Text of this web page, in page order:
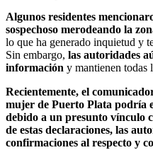
Algunos residentes
sospechoso merodeando la
lo que ha generado inquietud y
Sin embargo, las autoridades
información y mantienen todas
Recientemente, el
mujer de Puerto Plata podría
debido a un presunto vínculo
de estas declaraciones, las
confirmaciones al respecto y